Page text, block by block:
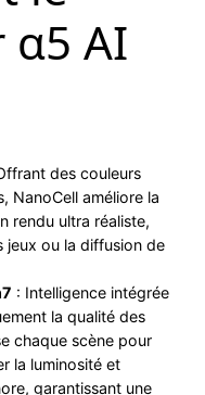
α5 AI
des couleurs
NanoCell améliore la
rendu ultra réaliste,
jeux ou la diffusion de
: Intelligence intégrée
la qualité des
chaque scène pour
la luminosité et
garantissant une